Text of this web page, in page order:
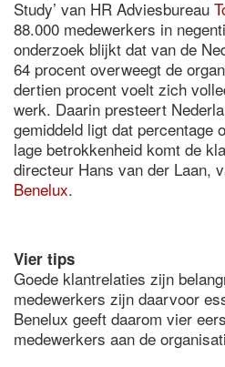
Study’ van HR Adviesbureau
88.000 medewerkers in
onderzoek blijkt dat van de
64 procent overweegt de
dertien procent voelt zich
werk. Daarin presteert
gemiddeld ligt dat percentage
lage betrokkenheid komt de
directeur Hans van der Laan,
Benelux.
Vier tips
Goede klantrelaties zijn
medewerkers zijn daarvoor
Benelux geeft daarom vier
medewerkers aan de